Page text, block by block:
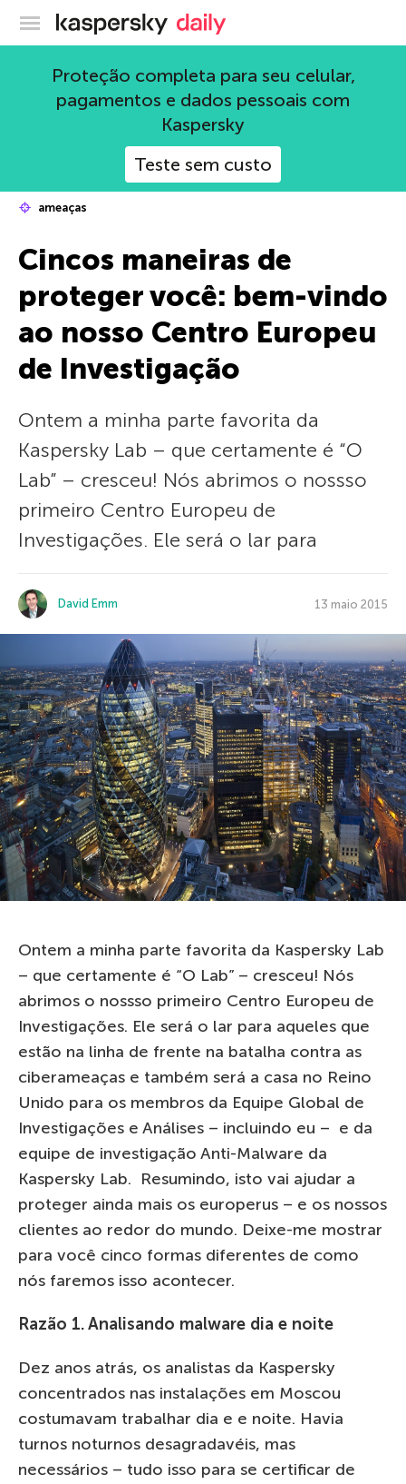
Blog oficial da Kaspersky
Proteção completa para seu celular,
pagamentos e dados pessoais com
Kaspersky
Teste sem custo
ameaças
Cincos maneiras de
proteger você: bem-vindo
ao nosso Centro Europeu
de Investigação
Ontem a minha parte favorita da
Kaspersky Lab – que certamente é “O
Lab” – cresceu! Nós abrimos o nossso
primeiro Centro Europeu de
Investigações. Ele será o lar para
David Emm 13 maio 2015
Ontem a minha parte favorita da Kaspersky Lab
– que certamente é “O Lab” – cresceu! Nós
abrimos o nossso primeiro Centro Europeu de
Investigações. Ele será o lar para aqueles que
estão na linha de frente na batalha contra as
ciberameaças e também será a casa no Reino
Unido para os membros da Equipe Global de
Investigações e Análises – incluindo eu – e da
equipe de investigação Anti-Malware da
Kaspersky Lab. Resumindo, isto vai ajudar a
proteger ainda mais os europerus – e os nossos
clientes ao redor do mundo. Deixe-me mostrar
para você cinco formas diferentes de como
nós faremos isso acontecer.
Razão 1. Analisando malware dia e noite
Dez anos atrás, os analistas da Kaspersky
concentrados nas instalações em Moscou
costumavam trabalhar dia e e noite. Havia
turnos noturnos desagradavéis, mas
necessários – tudo isso para se certificar de